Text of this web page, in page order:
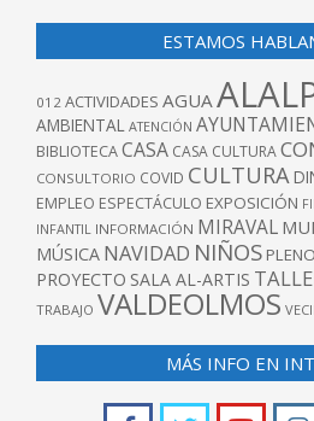
ESTAMOS
012 ACTIVIDADES AGUA
AMBIENTAL ATENCIÓN
BIBLIOTECACASA CASA CULTURA
CONSULTORIO COVID CULTURA
EMPLEO ESPECTÁCULO EXPOSICIÓN
INFANTIL INFORMACIÓN MIRAVAL
MÚSICA NAVIDAD NIÑOS PLENO
PROYECTO SALA AL-ARTIS
TRABAJO VALDEOLMOS
MÁS INFO EN